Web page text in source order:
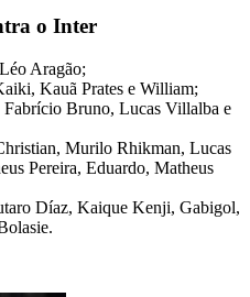
o Inter
Aragão;
Kauã Prates e William;
Fabrício Bruno, Lucas Villalba e
Murilo Rhikman, Lucas
Pereira, Eduardo, Matheus
Díaz, Kaique Kenji, Gabigol,